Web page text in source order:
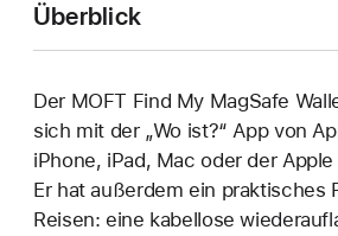
Überblick
Der MOFT Find My MagSafe
sich mit der „Wo ist?“ App von
iPhone, iPad, Mac oder der
Er hat außerdem ein praktisches
Reisen: eine kabellose